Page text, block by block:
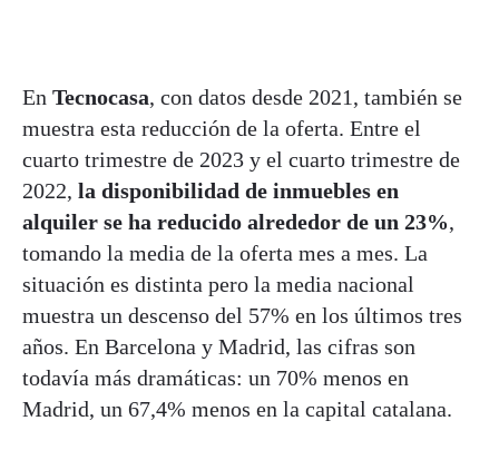
En Tecnocasa, con datos desde 2021, también se
muestra esta reducción de la oferta. Entre el
cuarto trimestre de 2023 y el cuarto trimestre de
2022, la disponibilidad de inmuebles en
alquiler se ha reducido alrededor de un 23%,
tomando la media de la oferta mes a mes. La
situación es distinta pero la media nacional
muestra un descenso del 57% en los últimos tres
años. En Barcelona y Madrid, las cifras son
todavía más dramáticas: un 70% menos en
Madrid, un 67,4% menos en la capital catalana.